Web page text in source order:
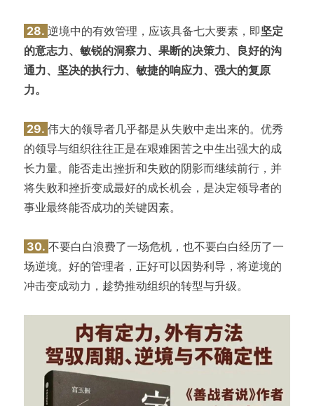
28. 逆境中的有效管理，应该具备七大要素，即坚定
的意志力、敏锐的洞察力、果断的决策力、良好的沟
通力、坚决的执行力、敏捷的响应力、强大的复原
力。
29. 伟大的领导者几乎都是从失败中走出来的。优秀
的领导与组织往往正是在艰难困苦之中生出强大的成
长力量。能否走出挫折和失败的阴影而继续前行，并
将失败和挫折变成最好的成长机会，是决定领导者的
事业最终能否成功的关键因素。
30. 不要白白浪费了一场危机，也不要白白经历了一
场逆境。好的管理者，正好可以因势利导，将逆境的
冲击变成动力，趁势推动组织的转型与升级。